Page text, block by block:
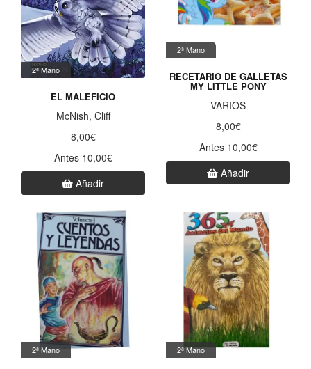
2ª Mano
EL MALEFICIO
McNish, Cliff
8,00€
Antes 10,00€
Añadir
2ª Mano
RECETARIO DE GALLETAS
MY LITTLE PONY
VARIOS
8,00€
Antes 10,00€
Añadir
2ª Mano 2ª Mano